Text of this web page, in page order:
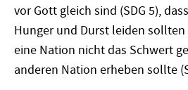
vor Gott gleich sind (SDG 5),
Hunger und Durst leiden sollten
eine Nation nicht das Schwert
anderen Nation erheben sollte